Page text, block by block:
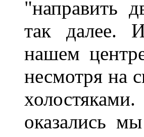
"направить
так далее.
нашем
несмотря на
оказались